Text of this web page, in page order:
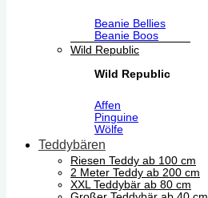
Beanie Bellies
Beanie Boos
Wild Republic
Wild Republic
Affen
Pinguine
Wölfe
Teddybären
Riesen Teddy ab 100 cm
2 Meter Teddy ab 200 cm
XXL Teddybär ab 80 cm